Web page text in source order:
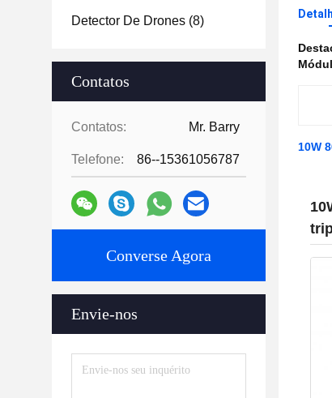
Detector De Drones (8)
Contatos
Contatos: Mr. Barry
Telefone: 86--15361056787
Converse Agora
Envie-nos
10W